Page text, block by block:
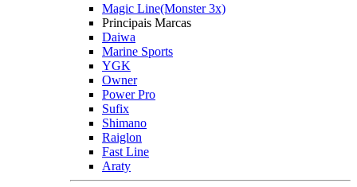
Magic Line(Monster 3x)
Principais Marcas
Daiwa
Marine Sports
YGK
Owner
Power Pro
Sufix
Shimano
Raiglon
Fast Line
Araty